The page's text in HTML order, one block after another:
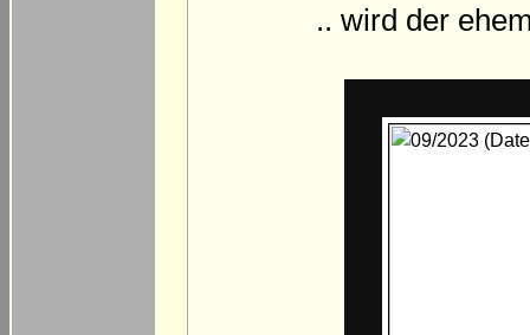
.. wird der